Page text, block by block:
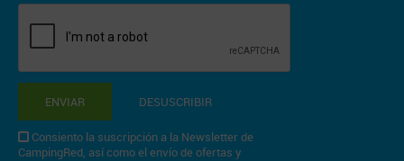
ENVIAR DESUSCRIBIR
Consiento la suscripción a la Newsletter de
CampingRed, así como el envío de ofertas y